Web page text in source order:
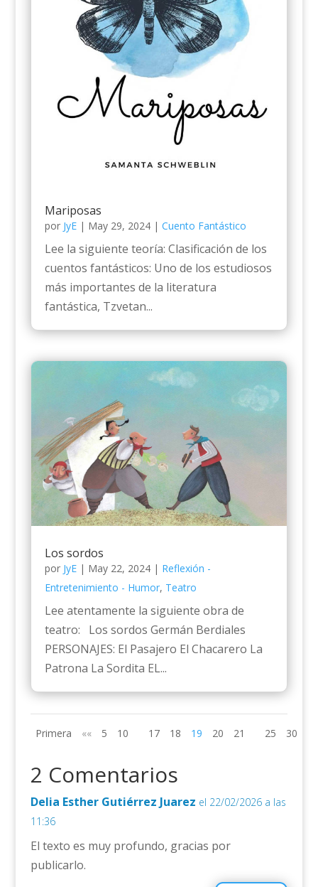
Mariposas
por JyE| May 29, 2024| Cuento Fantástico
Lee la siguiente teoría: Clasificación de los
cuentos fantásticos: Uno de los estudiosos
más importantes de la literatura
fantástica, Tzvetan...
Los sordos
por JyE| May 22, 2024| Reflexión -
Entretenimiento - Humor, Teatro
Lee atentamente la siguiente obra de
teatro: Los sordos Germán Berdiales
PERSONAJES: El Pasajero El Chacarero La
Patrona La Sordita EL...
Primera «« 5 10 17 18 19 20 21 25 30
2 Comentarios
Delia Esther Gutiérrez Juarez el 22/02/2026 a las
11:36
El texto es muy profundo, gracias por
publicarlo.